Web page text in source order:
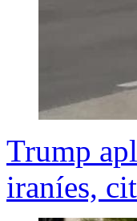
Trump
iraníes,